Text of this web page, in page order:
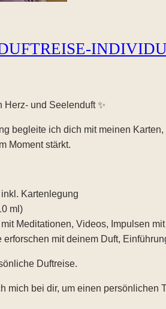
und Seelenduft ✨
begleite ich dich mit meinen
Moment stärkt.
Kartenlegung
ml)
Meditationen, Videos, Impulsen mit
mit deinem Duft,
Duftreise.
mich bei dir, um einen